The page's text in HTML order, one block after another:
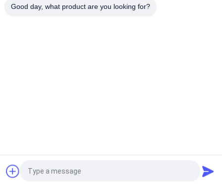
Good day, what product are you looking for?